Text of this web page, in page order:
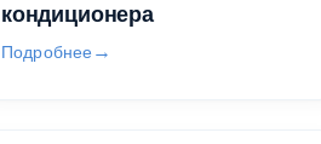
кондиционера
Подробнее